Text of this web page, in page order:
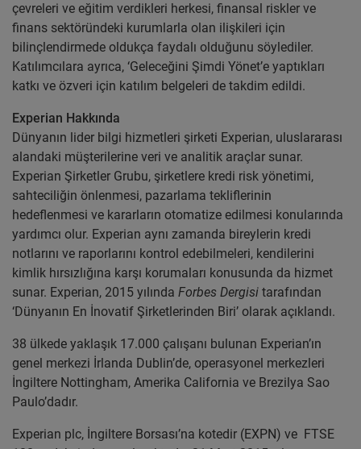
çevreleri ve eğitim verdikleri herkesi, finansal riskler ve
finans sektöründeki kurumlarla olan ilişkileri için
bilinçlendirmede oldukça faydalı olduğunu söylediler.
Katılımcılara ayrıca, ‘Geleceğini Şimdi Yönet’e yaptıkları
katkı ve özveri için katılım belgeleri de takdim edildi.
Experian Hakkında
Dünyanın lider bilgi hizmetleri şirketi Experian, uluslararası
alandaki müşterilerine veri ve analitik araçlar sunar.
Experian Şirketler Grubu, şirketlere kredi risk yönetimi,
sahteciliğin önlenmesi, pazarlama tekliflerinin
hedeflenmesi ve kararların otomatize edilmesi konularında
yardımcı olur. Experian aynı zamanda bireylerin kredi
notlarını ve raporlarını kontrol edebilmeleri, kendilerini
kimlik hırsızlığına karşı korumaları konusunda da hizmet
sunar. Experian, 2015 yılında Forbes Dergisi tarafından
‘Dünyanın En İnovatif Şirketlerinden Biri’ olarak açıklandı.
38 ülkede yaklaşık 17.000 çalışanı bulunan Experian’ın
genel merkezi İrlanda Dublin’de, operasyonel merkezleri
İngiltere Nottingham, Amerika California ve Brezilya Sao
Paulo’dadır.
Experian plc, İngiltere Borsası’na kotedir (EXPN) ve FTSE